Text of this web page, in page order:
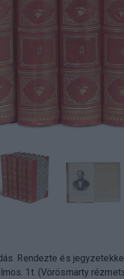
Rendezte és
1t. (Vörösmarty